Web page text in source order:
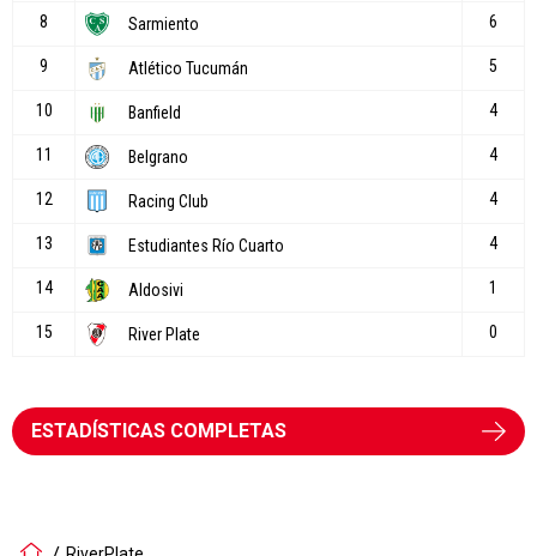
ESTADÍSTICAS COMPLETAS